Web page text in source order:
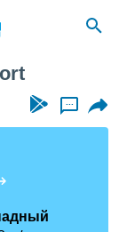
...